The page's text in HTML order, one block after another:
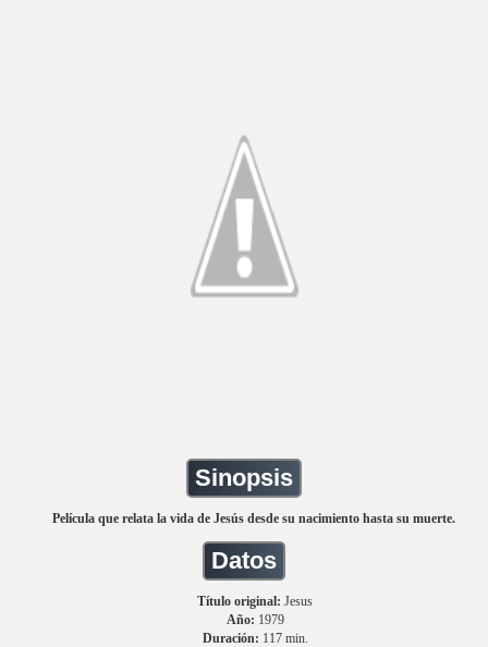
Sinopsis
Película que relata la vida de Jesús desde su nacimiento hasta su muerte.
Datos
Título original: Jesus
Año: 1979
Duración: 117 min.